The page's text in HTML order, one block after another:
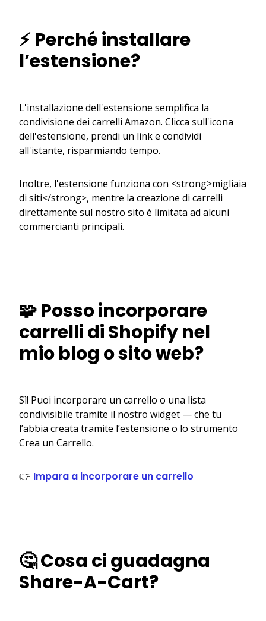
⚡ Perché installare
l’estensione?
L'installazione dell'estensione semplifica la
condivisione dei carrelli Amazon. Clicca sull'icona
dell'estensione, prendi un link e condividi
all'istante, risparmiando tempo.
Inoltre, l'estensione funziona con <strong>migliaia
di siti</strong>, mentre la creazione di carrelli
direttamente sul nostro sito è limitata ad alcuni
commercianti principali.
🧩 Posso incorporare
carrelli di Shopify nel
mio blog o sito web?
Sì! Puoi incorporare un carrello o una lista
condivisibile tramite il nostro widget — che tu
l’abbia creata tramite l’estensione o lo strumento
Crea un Carrello.
👉 Impara a incorporare un carrello
🤔 Cosa ci guadagna
Share-A-Cart?